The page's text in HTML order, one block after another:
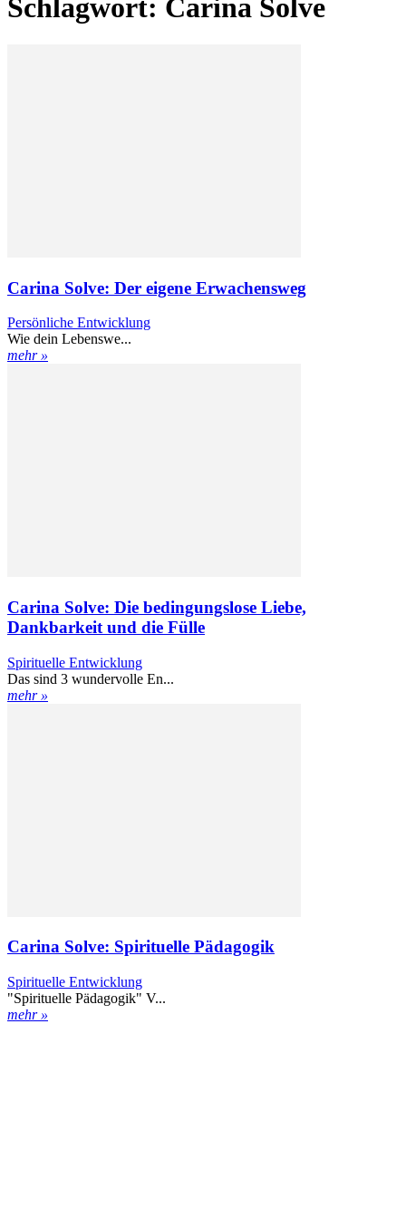
Schlagwort: Carina Solve
Carina Solve: Der eigene Erwachensweg
Persönliche Entwicklung
Wie dein Lebenswe...
mehr »
Carina Solve: Die bedingungslose Liebe,
Dankbarkeit und die Fülle
Spirituelle Entwicklung
Das sind 3 wundervolle En...
mehr »
Carina Solve: Spirituelle Pädagogik
Spirituelle Entwicklung
"Spirituelle Pädagogik" V...
mehr »